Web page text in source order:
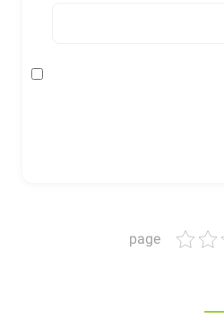
page